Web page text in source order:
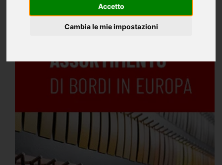
Accetto
Cambia le mie impostazioni